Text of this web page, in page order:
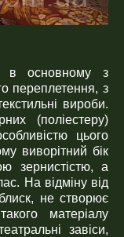
в основному з
переплетення, з
вироби.
(поліестеру)
цього
виворітний бік
зернистістю, а
На відміну від
не створює
матеріалу
завіси,